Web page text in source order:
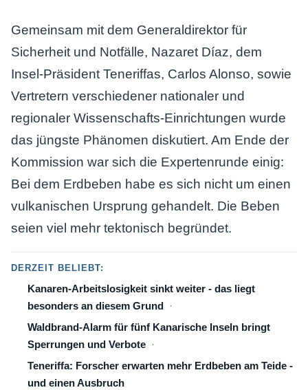
Gemeinsam mit dem Generaldirektor für
Sicherheit und Notfälle, Nazaret Díaz, dem
Insel-Präsident Teneriffas, Carlos Alonso, sowie
Vertretern verschiedener nationaler und
regionaler Wissenschafts-Einrichtungen wurde
das jüngste Phänomen diskutiert. Am Ende der
Kommission war sich die Expertenrunde einig:
Bei dem Erdbeben habe es sich nicht um einen
vulkanischen Ursprung gehandelt. Die Beben
seien viel mehr tektonisch begründet.
DERZEIT BELIEBT:
Kanaren-Arbeitslosigkeit sinkt weiter - das liegt
besonders an diesem Grund
Waldbrand-Alarm für fünf Kanarische Inseln bringt
Sperrungen und Verbote
Teneriffa: Forscher erwarten mehr Erdbeben am Teide -
und einen Ausbruch